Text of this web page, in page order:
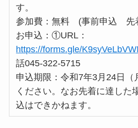
す。
参加費：無料 (事前申込 先
お申込：①URL：
https://forms.gle/
話045-322-5715
申込期限：令和7年3月24日（
ください。なお先着に達した
込はできかねます。